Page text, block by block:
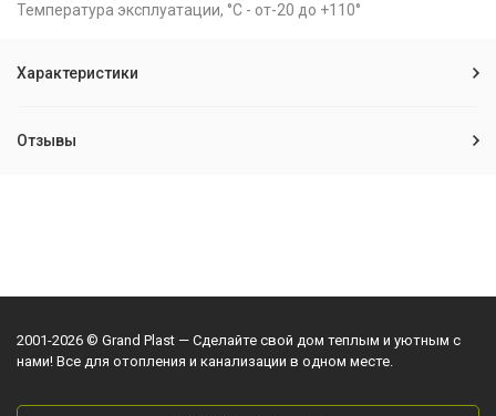
Температура эксплуатации, °С - от-20 до +110°
Характеристики
Отзывы
2001-2026 © Grand Plast — Сделайте свой дом теплым и уютным с
нами! Все для отопления и канализации в одном месте.